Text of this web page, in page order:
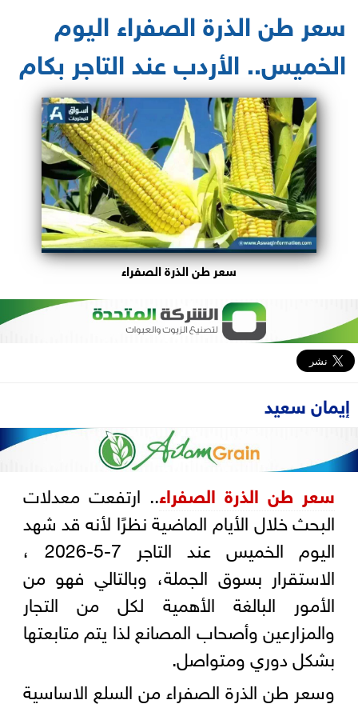
سعر طن الذرة الصفراء اليوم
الخميس.. الأردب عند التاجر بكام
سعر طن الذرة الصفراء
إيمان سعيد
سعر طن الذرة الصفراء.. ارتفعت معدلات
البحث خلال الأيام الماضية نظرًا لأنه قد شهد
اليوم الخميس عند التاجر 7-5-2026 ،
الاستقرار بسوق الجملة، وبالتالي فهو من
الأمور البالغة الأهمية لكل من التجار
والمزارعين وأصحاب المصانع لذا يتم متابعتها
بشكل دوري ومتواصل.
وسعر طن الذرة الصفراء من السلع الاساسية